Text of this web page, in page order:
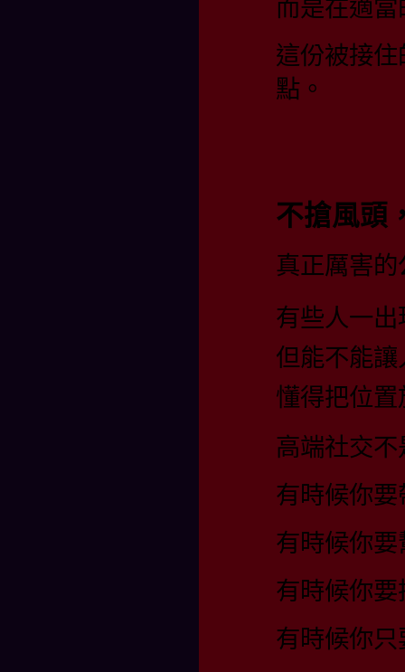
而是在適
這份被接
點。
不搶風頭
真正厲害
有些人一
但能不能
懂得把位置
高端社交
有時候你
有時候你
有時候你
有時候你